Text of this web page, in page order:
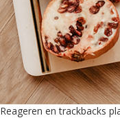
Reageren en trackbacks